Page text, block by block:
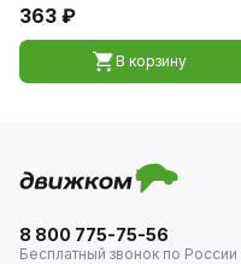
363 ₽
В корзину
8 800 775-75-56
Бесплатный звонок по России